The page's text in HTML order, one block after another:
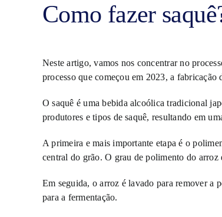
Como fazer
Neste artigo, vamos nos concentrar no
processo que começou em 2023, a fabricação
O saquê é uma bebida alcoólica tradicional
produtores e tipos de saquê, resultando em
A primeira e mais importante etapa é o
central do grão. O grau de polimento do
Em seguida, o arroz é lavado para remover a
para a fermentação.